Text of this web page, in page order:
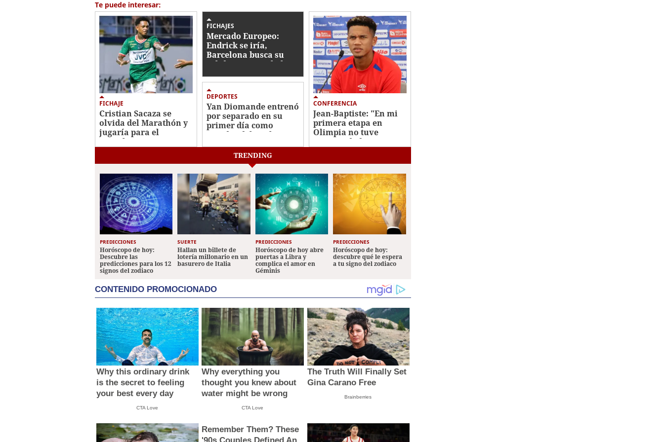
secondsVolume
0%
Te puede interesar:
FICHAJE
Cristian Sacaza se
olvida del Marathón y
jugaría para el
Juticalpa FC
FICHAJES
Mercado Europeo:
Endrick se iría,
Barcelona busca su
salida y se tamabalea
DEPORTES
Yan Diomande entrenó
por separado en su
primer día como
jugador del Real
Madrid
CONFERENCIA
Jean-Baptiste: "En mi
primera etapa en
Olimpia no tuve
continuidad"
TRENDING
PREDICCIONES
Horóscopo de hoy:
Descubre las
predicciones para los 12
signos del zodiaco
SUERTE
Hallan un billete de
lotería millonario en un
basurero de Italia
PREDICCIONES
Horóscopo de hoy abre
puertas a Libra y
complica el amor en
Géminis
PREDICCIONES
Horóscopo de hoy:
descubre qué le espera
a tu signo del zodiaco
CONTENIDO PROMOCIONADO
Why this ordinary drink
is the secret to feeling
your best every day
CTA Love
Why everything you
thought you knew about
water might be wrong
CTA Love
The Truth Will Finally Set
Gina Carano Free
Brainberries
Remember Them? These
'90s Couples Defined An